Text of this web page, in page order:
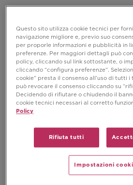
Questo sito utilizza cookie tecnici per
navigazione migliore e, previo suo
per proporle informazioni e pubblicità in
preferenze. Per maggiori dettagli può
policy, cliccando sul link sottostante, o
cliccando “configura preferenze”.
cookie” presta il consenso all’uso di tutti
può revocare il consenso cliccando su
Decidendo di rifiutare o chiudendo il
cookie tecnici necessari al corretto
Policy
Rifiuta tutti
Impostazioni